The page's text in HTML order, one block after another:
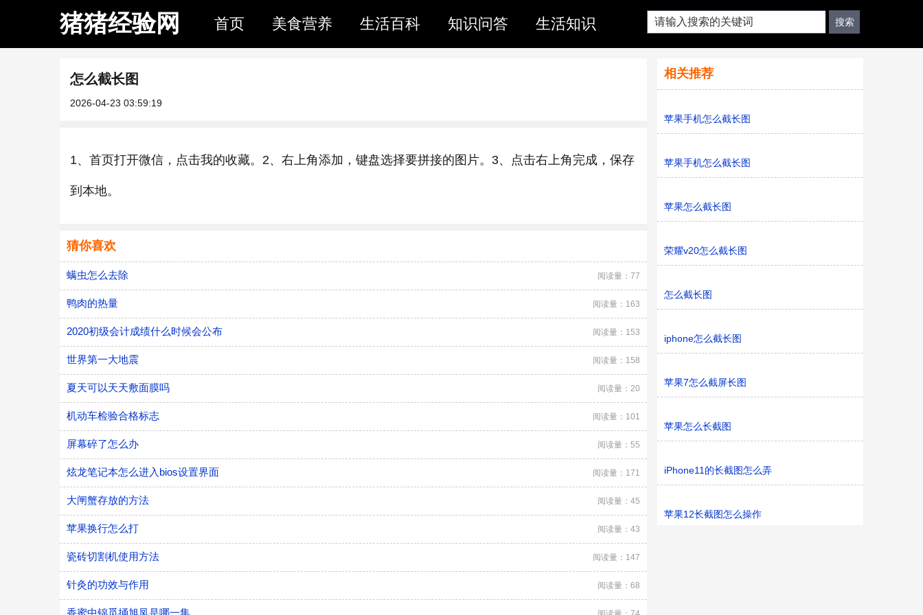
猪猪经验网 首页 美食营养 生活百科 知识问答 生活知识
怎么截长图
2026-04-23 03:59:19
1、首页打开微信，点击我的收藏。2、右上角添加，键盘选择要拼接的图片。3、点击右上角完成，保存
到本地。
猜你喜欢
螨虫怎么去除 阅读量：77
鸭肉的热量 阅读量：163
2020初级会计成绩什么时候会公布 阅读量：153
世界第一大地震 阅读量：158
夏天可以天天敷面膜吗 阅读量：20
机动车检验合格标志 阅读量：101
屏幕碎了怎么办 阅读量：55
炫龙笔记本怎么进入bios设置界面 阅读量：171
大闸蟹存放的方法 阅读量：45
苹果换行怎么打 阅读量：43
瓷砖切割机使用方法 阅读量：147
针灸的功效与作用 阅读量：68
香蜜中锦觅捅旭凤是哪一集
相关推荐
苹果手机怎么截长图
苹果手机怎么截长图
苹果怎么截长图
荣耀v20怎么截长图
怎么截长图
iphone怎么截长图
苹果7怎么截屏长图
苹果怎么长截图
iPhone11的长截图怎么弄
苹果12长截图怎么操作